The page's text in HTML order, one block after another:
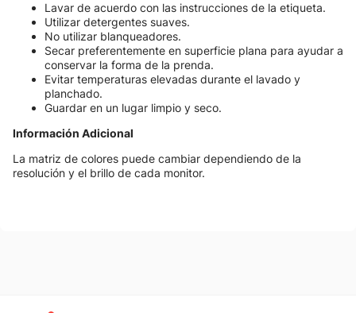
Lavar de acuerdo con las instrucciones de la etiqueta.
Utilizar detergentes suaves.
No utilizar blanqueadores.
Secar preferentemente en superficie plana para ayudar a
conservar la forma de la prenda.
Evitar temperaturas elevadas durante el lavado y
planchado.
Guardar en un lugar limpio y seco.
Información Adicional
La matriz de colores puede cambiar dependiendo de la
resolución y el brillo de cada monitor.